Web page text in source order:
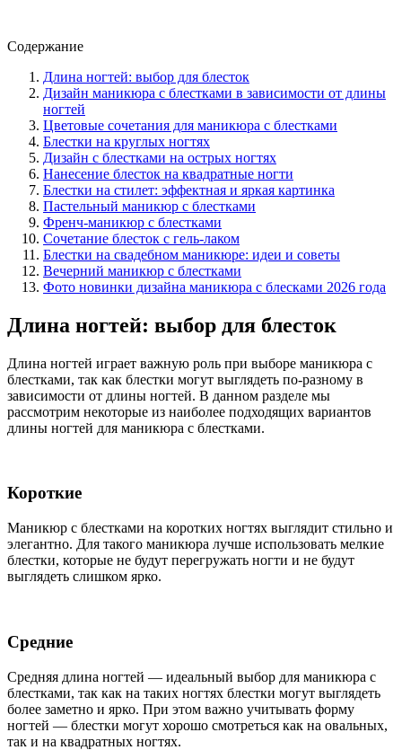
Содержание
Длина ногтей: выбор для блесток
Дизайн маникюра с блестками в зависимости от длины
ногтей
Цветовые сочетания для маникюра с блестками
Блестки на круглых ногтях
Дизайн с блестками на острых ногтях
Нанесение блесток на квадратные ногти
Блестки на стилет: эффектная и яркая картинка
Пастельный маникюр с блестками
Френч-маникюр с блестками
Сочетание блесток с гель-лаком
Блестки на свадебном маникюре: идеи и советы
Вечерний маникюр с блестками
Фото новинки дизайна маникюра с блесками 2026 года
Длина ногтей: выбор для блесток
Длина ногтей играет важную роль при выборе маникюра с
блестками, так как блестки могут выглядеть по-разному в
зависимости от длины ногтей. В данном разделе мы
рассмотрим некоторые из наиболее подходящих вариантов
длины ногтей для маникюра с блестками.
Короткие
Маникюр с блестками на коротких ногтях выглядит стильно и
элегантно. Для такого маникюра лучше использовать мелкие
блестки, которые не будут перегружать ногти и не будут
выглядеть слишком ярко.
Средние
Средняя длина ногтей — идеальный выбор для маникюра с
блестками, так как на таких ногтях блестки могут выглядеть
более заметно и ярко. При этом важно учитывать форму
ногтей — блестки могут хорошо смотреться как на овальных,
так и на квадратных ногтях.